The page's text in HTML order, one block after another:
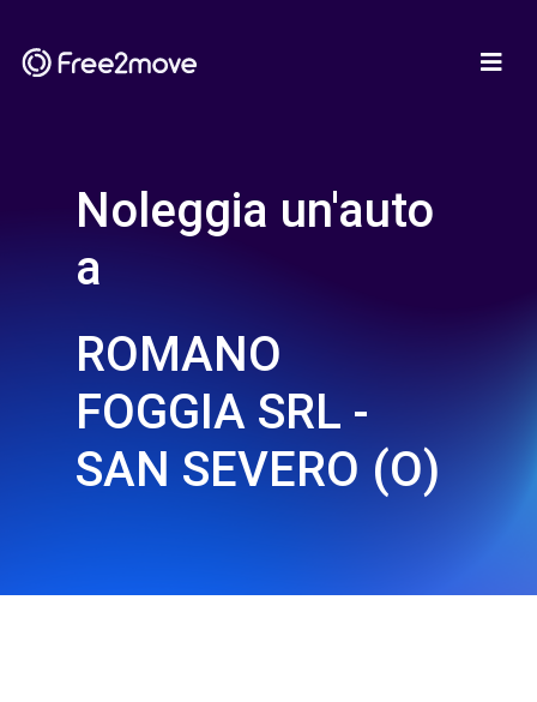
Noleggia un'auto
a
ROMANO
FOGGIA SRL -
SAN SEVERO (O)